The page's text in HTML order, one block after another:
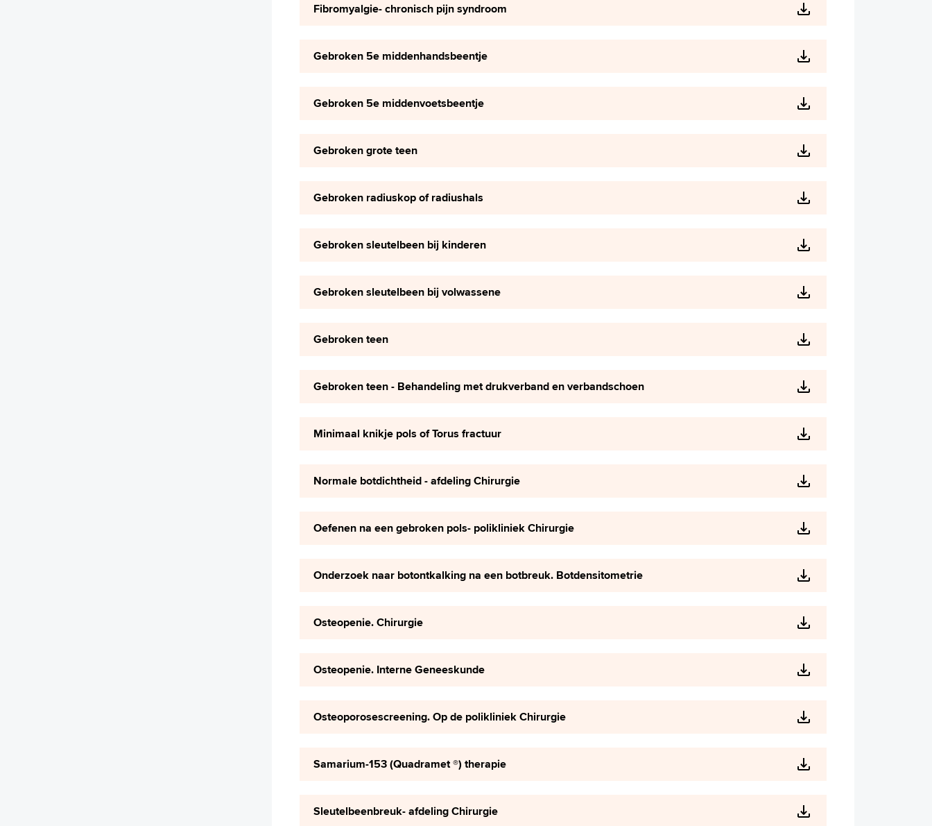
Fibromyalgie- chronisch pijn syndroom
Gebroken 5e middenhandsbeentje
Gebroken 5e middenvoetsbeentje
Gebroken grote teen
Gebroken radiuskop of radiushals
Gebroken sleutelbeen bij kinderen
Gebroken sleutelbeen bij volwassene
Gebroken teen
Gebroken teen - Behandeling met drukverband en verbandschoen
Minimaal knikje pols of Torus fractuur
Normale botdichtheid - afdeling Chirurgie
Oefenen na een gebroken pols- polikliniek Chirurgie
Onderzoek naar botontkalking na een botbreuk. Botdensitometrie
Osteopenie. Chirurgie
Osteopenie. Interne Geneeskunde
Osteoporosescreening. Op de polikliniek Chirurgie
Samarium-153 (Quadramet ®) therapie
Sleutelbeenbreuk- afdeling Chirurgie